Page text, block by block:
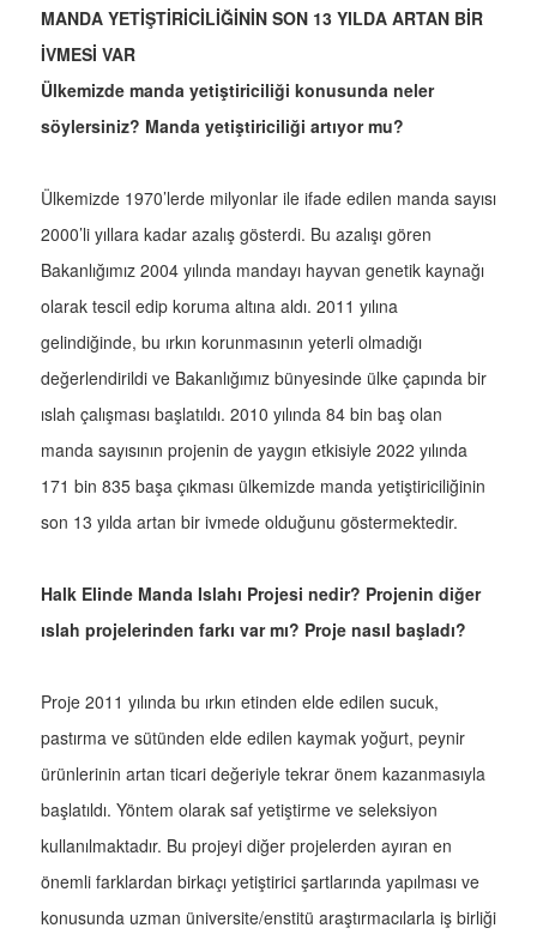
MANDA YETİŞTİRİCİLİĞİNİN SON 13 YILDA ARTAN BİR
İVMESİ VAR
Ülkemizde manda yetiştiriciliği konusunda neler
söylersiniz? Manda yetiştiriciliği artıyor mu?
Ülkemizde 1970’lerde milyonlar ile ifade edilen manda sayısı
2000’li yıllara kadar azalış gösterdi. Bu azalışı gören
Bakanlığımız 2004 yılında mandayı hayvan genetik kaynağı
olarak tescil edip koruma altına aldı. 2011 yılına
gelindiğinde, bu ırkın korunmasının yeterli olmadığı
değerlendirildi ve Bakanlığımız bünyesinde ülke çapında bir
ıslah çalışması başlatıldı. 2010 yılında 84 bin baş olan
manda sayısının projenin de yaygın etkisiyle 2022 yılında
171 bin 835 başa çıkması ülkemizde manda yetiştiriciliğinin
son 13 yılda artan bir ivmede olduğunu göstermektedir.
Halk Elinde Manda Islahı Projesi nedir? Projenin diğer
ıslah projelerinden farkı var mı? Proje nasıl başladı?
Proje 2011 yılında bu ırkın etinden elde edilen sucuk,
pastırma ve sütünden elde edilen kaymak yoğurt, peynir
ürünlerinin artan ticari değeriyle tekrar önem kazanmasıyla
başlatıldı. Yöntem olarak saf yetiştirme ve seleksiyon
kullanılmaktadır. Bu projeyi diğer projelerden ayıran en
önemli farklardan birkaçı yetiştirici şartlarında yapılması ve
konusunda uzman üniversite/enstitü araştırmacılarla iş birliği